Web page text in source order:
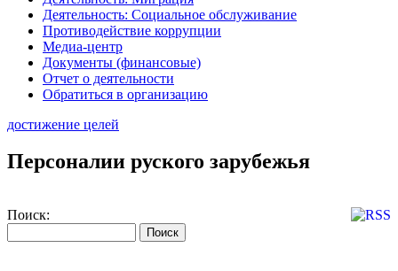
Деятельность: Социальное обслуживание
Противодействие коррупции
Медиа-центр
Документы (финансовые)
Отчет о деятельности
Обратиться в организацию
достижение целей
Персоналии руского зарубежья
Поиск: